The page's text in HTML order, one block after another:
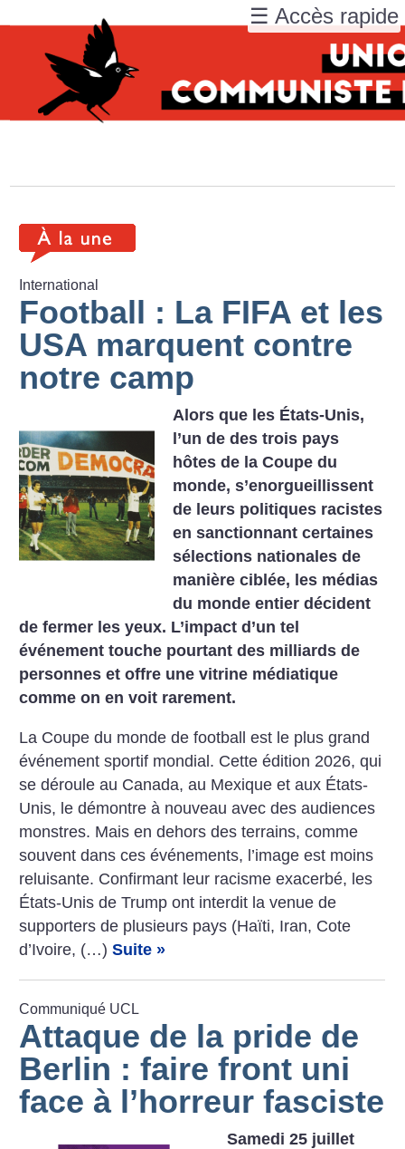
International
Football : La FIFA et les
USA marquent contre
notre camp
Alors que les États-Unis,
l’un de des trois pays
hôtes de la Coupe du
monde, s’enorgueillissent
de leurs politiques racistes
en sanctionnant certaines
sélections nationales de
manière ciblée, les médias
du monde entier décident
de fermer les yeux. L’impact d’un tel
événement touche pourtant des milliards de
personnes et offre une vitrine médiatique
comme on en voit rarement.
La Coupe du monde de football est le plus grand
événement sportif mondial. Cette édition 2026, qui
se déroule au Canada, au Mexique et aux États-
Unis, le démontre à nouveau avec des audiences
­monstres. Mais en dehors des terrains, comme
souvent dans ces événements, l’image est moins
reluisante. Confirmant leur racisme exacerbé, les
États-Unis de Trump ont interdit la venue de
supporters de plusieurs pays (Haïti, Iran, Cote
d’Ivoire, (…)Suite »
Communiqué UCL
Attaque de la pride de
Berlin : faire front uni
face à l’horreur fasciste
Samedi 25 juillet
☰ Accès rapide